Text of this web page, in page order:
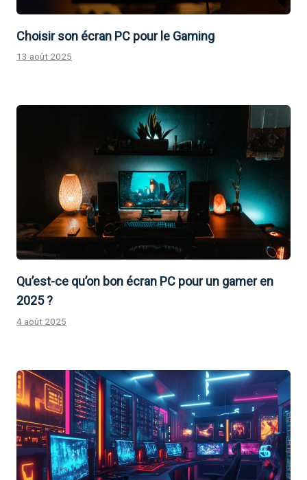
Choisir son écran PC pour le Gaming
13 août 2025
Qu’est-ce qu’on bon écran PC pour un gamer en
2025 ?
4 août 2025